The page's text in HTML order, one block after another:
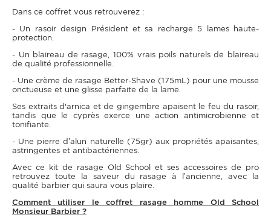
Dans ce coffret vous retrouverez :
- Un rasoir design Président et sa recharge 5 lames haute-
protection.
- Un blaireau de rasage, 100% vrais poils naturels de blaireau
de qualité professionnelle.
- Une crème de rasage Better-Shave (175mL) pour une mousse
onctueuse et une glisse parfaite de la lame.
Ses extraits d'arnica et de gingembre apaisent le feu du rasoir,
tandis que le cyprès exerce une action antimicrobienne et
tonifiante.
- Une pierre d’alun naturelle (75gr) aux propriétés apaisantes,
astringentes et antibactériennes.
Avec ce kit de rasage Old School et ses accessoires de pro
retrouvez toute la saveur du rasage à l’ancienne, avec la
qualité barbier qui saura vous plaire.
Comment utiliser le coffret rasage homme Old School
Monsieur Barbier ?